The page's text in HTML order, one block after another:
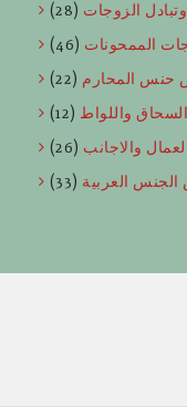
الزوجات (28)
الممحونات (46)
المحارم (22)
واللواط (12)
والاجانب (26)
العربية (33)